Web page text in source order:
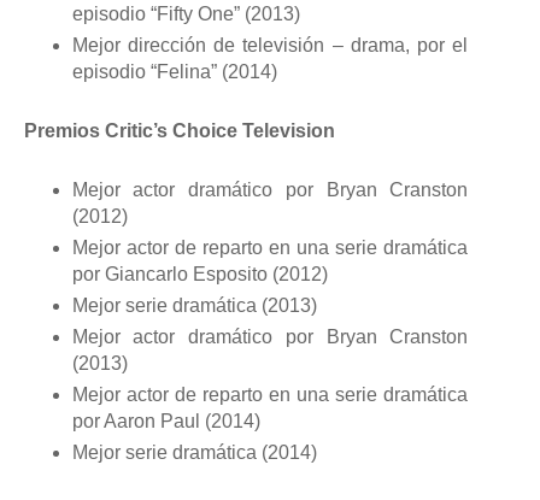
episodio “Fifty One” (2013)
Mejor dirección de televisión – drama, por el
episodio “Felina” (2014)
Premios Critic’s Choice Television
Mejor actor dramático por Bryan Cranston
(2012)
Mejor actor de reparto en una serie dramática
por Giancarlo Esposito (2012)
Mejor serie dramática (2013)
Mejor actor dramático por Bryan Cranston
(2013)
Mejor actor de reparto en una serie dramática
por Aaron Paul (2014)
Mejor serie dramática (2014)